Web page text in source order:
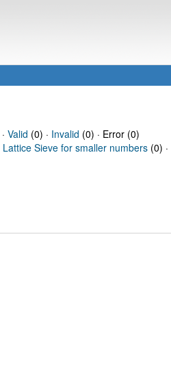
Valid (0) · Invalid (0) · Error (0)
Lattice Sieve for smaller numbers (0) ·